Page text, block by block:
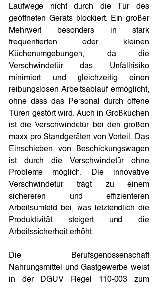
Laufwege nicht durch die Tür des
geöffneten Geräts blockiert. Ein großer
Mehrwert besonders in stark
frequentierten oder kleinen
Küchenumgebungen, da die
Verschwindetür das Unfallrisiko
minimiert und gleichzeitig einen
reibungslosen Arbeitsablauf ermöglicht,
ohne dass das Personal durch offene
Türen gestört wird. Auch in Großküchen
ist die Verschwindetür bei den großen
maxx pro Standgeräten von Vorteil. Das
Einschieben von Beschickungswagen
ist durch die Verschwindetür ohne
Probleme möglich. Die innovative
Verschwindetür trägt zu einem
sichereren und effizienteren
Arbeitsumfeld bei, was letztendlich die
Produktivität steigert und die
Arbeitssicherheit erhöht.
Die Berufsgenossenschaft
Nahrungsmittel und Gastgewerbe weist
in der DGUV Regel 110-003 zum